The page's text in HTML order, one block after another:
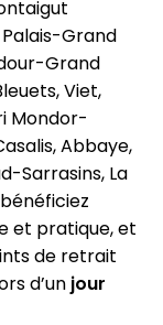
Grand
Grand
Viet,
Mondor-
Abbaye,
Sarrasins, La
et pratique, et
de retrait
d’un jour